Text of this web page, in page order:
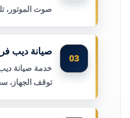
صوت الموتور،
03
صيانة ديب
خدمة صيانة
توقف الجهاز،